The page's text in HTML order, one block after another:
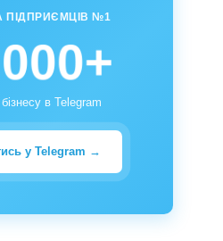
ПІДПРИЄМЦІВ №1
в Telegram
у Telegram →